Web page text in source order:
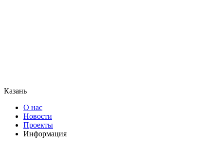
Казань
О нас
Новости
Проекты
Информация